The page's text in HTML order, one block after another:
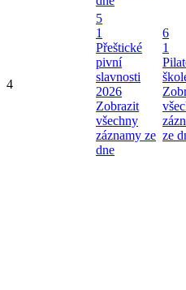
4
5
1
Přeštické
pivní
slavnosti
2026
Zobrazit
všechny
záznamy ze
dne
6
1
ze